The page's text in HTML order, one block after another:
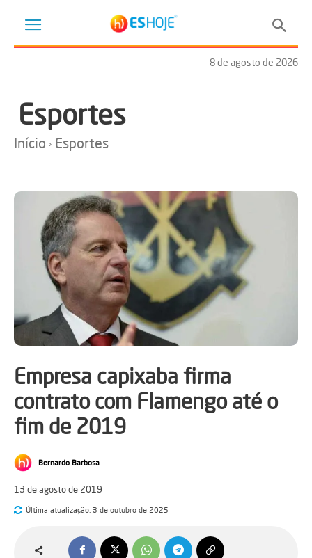
8 de agosto de 2026
Esportes
Início Esportes
Empresa capixaba firma
contrato com Flamengo até o
fim de 2019
Bernardo Barbosa
13 de agosto de 2019
Última atualização: 3 de outubro de 2025